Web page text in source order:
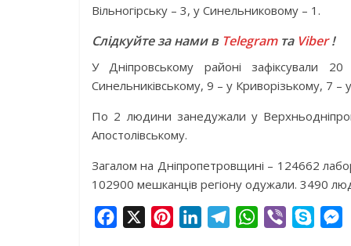
Вільногірську – 3, у Синельниковому – 1.
Слідкуйте за нами в Telegramта Viber!
У Дніпровському районі зафіксували
Синельниківському, 9 – у Криворізькому, 7
По 2 людини занедужали у
Апостолівському.
Загалом на Дніпропетровщині – 124662
102900 мешканців регіону одужали. 3490
W